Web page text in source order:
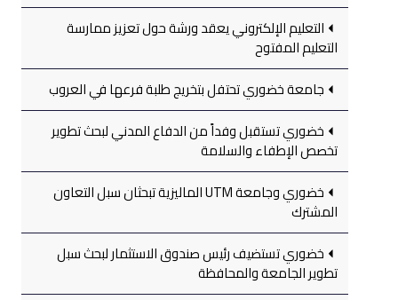
التعليم الإلكتروني يعقد ورشة حول تعزيز ممارسة
التعليم المفتوح
جامعة خضوري تحتفل بتخريج طلبة فرعها في العروب
خضوري تستقبل وفداً من الدفاع المدني لبحث تطوير
تخصص الإطفاء والسلامة
خضوري وجامعة UTM الماليزية تبحثان سبل التعاون
المشترك
خضوري تستضيف رئيس صندوق الاستثمار لبحث سبل
تطوير الجامعة والمحافظة